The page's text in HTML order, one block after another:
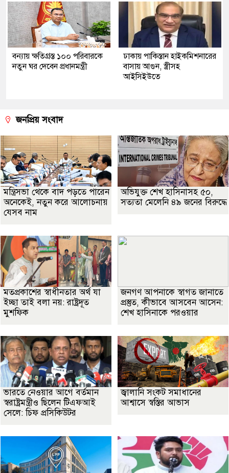
বন্যায় ক্ষতিগ্রস্ত ১০০ পরিবারকে
নতুন ঘর দেবেন প্রধানমন্ত্রী
ঢাকায় পাকিস্তান হাইকমিশনারের
বাসায় আগুন, স্ত্রীসহ
আইসিইউতে
জনপ্রিয় সংবাদ
মন্ত্রিসভা থেকে বাদ পড়তে পারেন
অনেকেই, নতুন করে আলোচনায়
যেসব নাম
অভিযুক্ত শেখ হাসিনাসহ ৫০,
সত্যতা মেলেনি ৪৯ জনের বিরুদ্ধে
মতপ্রকাশের স্বাধীনতার অর্থ যা
ইচ্ছা তাই বলা নয়: রাষ্ট্রদূত
মুশফিক
জনগণ আপনাকে স্বাগত জানাতে
প্রস্তুত, কীভাবে আসবেন আসেন:
শেখ হাসিনাকে পরওয়ার
ভারতে নেওয়ার আগে বর্তমান
স্বরাষ্ট্রমন্ত্রীও ছিলেন টিএফআই
সেলে: চিফ প্রসিকিউটর
জ্বালানি সংকট সমাধানের
আশ্বাসে স্বস্তির আভাস